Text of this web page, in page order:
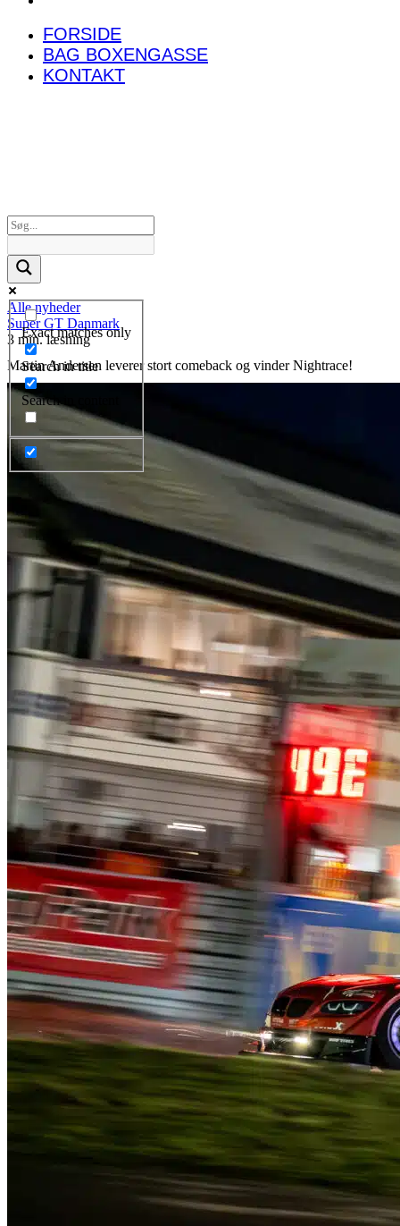
FORSIDE
BAG BOXENGASSE
KONTAKT
Exact matches only
Search in title
Search in content
Alle nyheder
Super GT Danmark
3 min. læsning
Martin Andersen leverer stort comeback og vinder Nightrace!